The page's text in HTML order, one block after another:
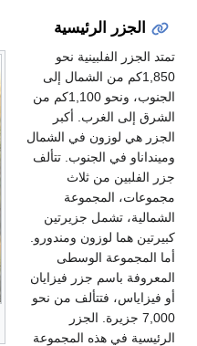
الجزر الرئيسية
تمتد الجزر الفلبينية نحو
1,850كم من الشمال إلى
الجنوب، ونحو 1,100كم من
الشرق إلى الغرب. أكبر
الجزر هي لوزون في الشمال
ومينداناو في الجنوب. تتألف
جزر الفلبين من ثلاث
مجموعات، المجموعة
الشمالية، تشمل جزيرتين
كبيرتين هما لوزون ومندورو.
أما المجموعة الوسطى
المعروفة باسم جزر فيزايان
أو فيزاياس، فتتألف من نحو
7,000 جزيرة. الجزر
الرئيسية في هذه المجموعة